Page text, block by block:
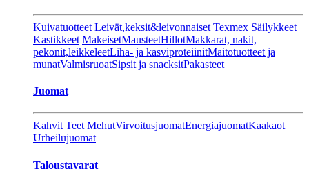
Kuivatuotteet Leivät,keksit&leivonnaiset Texmex Säilykkeet
Kastikkeet MakeisetMausteetHillotMakkarat, nakit,
pekonit,leikkeleetLiha- ja kasviproteiinitMaitotuotteet ja
munatValmisruoatSipsit ja snacksitPakasteet
Juomat
Kahvit Teet MehutVirvoitusjuomatEnergiajuomatKaakaot
Urheilujuomat
Taloustavarat